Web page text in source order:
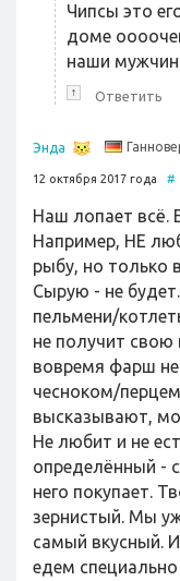
Чипсы это
доме
наши
↑ Ответить
Энда
12 октября 2017 года #
Наш лопает всё.
Например, НЕ
рыбу, но только
Сырую - не
пельмени/
не получит
вовремя фарш
чесноком/
высказывают,
Не любит и не
определённый -
него покупает.
зернистый. Мы
самый вкусный.
едем